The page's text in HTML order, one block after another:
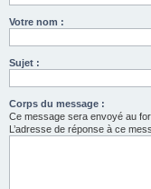
Votre nom :
Sujet :
Corps du message :
Ce message sera envoyé au
L’adresse de réponse à ce